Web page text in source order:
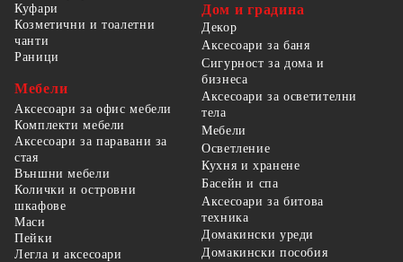
Куфари
Козметични и тоалетни
чанти
Раници
Мебели
Аксесоари за офис мебели
Комплекти мебели
Аксесоари за паравани за
стая
Външни мебели
Колички и островни
шкафове
Маси
Пейки
Легла и аксесоари
Дом и градина
Декор
Аксесоари за баня
Сигурност за дома и
бизнеса
Аксесоари за осветителни
тела
Мебели
Осветление
Кухня и хранене
Басейн и спа
Аксесоари за битова
техника
Домакински уреди
Домакински пособия